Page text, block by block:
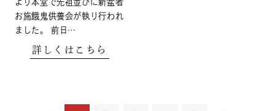
お施餓鬼供養会が執り行われ
ました。 前日…
詳しくはこちら